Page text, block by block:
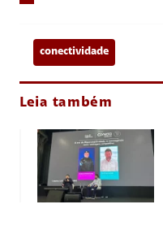
conectividade
Leia também